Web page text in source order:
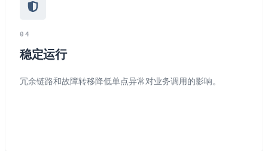
0 4
稳定运行
冗余链路和故障转移降低单点异常对业务调用的影响。